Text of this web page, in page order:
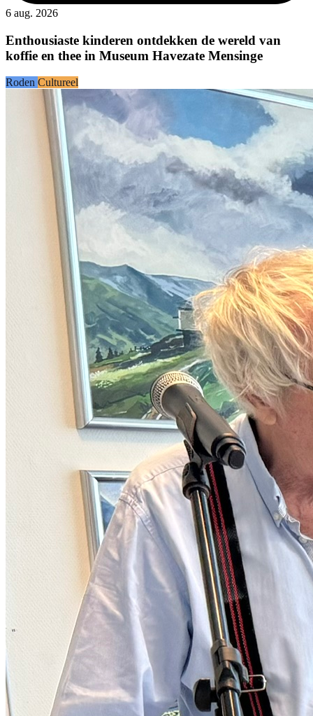
6 aug. 2026
Enthousiaste kinderen ontdekken de wereld van
koffie en thee in Museum Havezate Mensinge
Roden Cultureel